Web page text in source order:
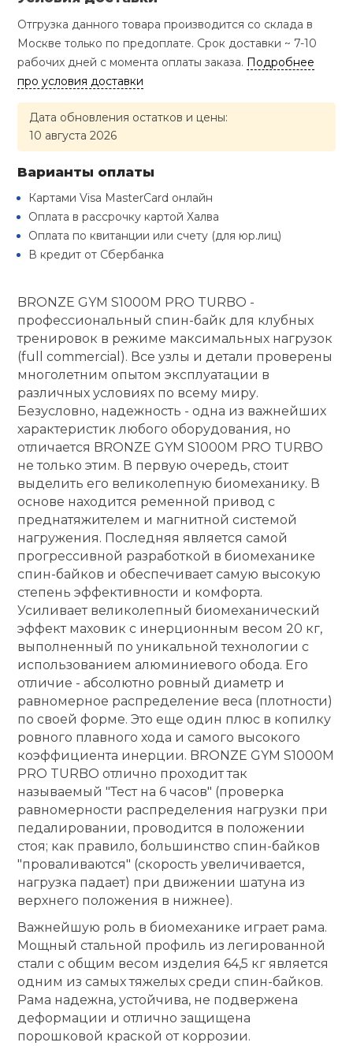
Скамьи
рамы
Машины
Барбекю
Обувь для
Футы
Ремни
Одежда для
Бутылки для
Грифы и
Лямки,
Ролики для
Упоры для
Утяжелители
Эспандеры и
Аксессуары
йоги
Медболы
Пояса
игры
комплексы и
стенки
сувениры
для
и тренерский
и защита
оборудование
Отгрузка данного товара производится со склада в
Москве только по предоплате. Срок доставки ~ 7-10
рабочих дней с момента оплаты заказа. Подробнее
про условия доставки
Дата обновления остатков и цены:
10 августа 2026
Варианты оплаты
Картами Visa MasterCard онлайн
Оплата в рассрочку картой Халва
Оплата по квитанции или счету (для юр.лиц)
В кредит от Сбербанка
BRONZE GYM S1000M PRO TURBO -
профессиональный спин-байк для клубных
тренировок в режиме максимальных нагрузок
(full commercial). Все узлы и детали проверены
многолетним опытом эксплуатации в
различных условиях по всему миру.
Безусловно, надежность - одна из важнейших
характеристик любого оборудования, но
отличается BRONZE GYM S1000M PRO TURBO
не только этим. В первую очередь, стоит
выделить его великолепную биомеханику. В
основе находится ременной привод с
преднатяжителем и магнитной системой
нагружения. Последняя является самой
прогрессивной разработкой в биомеханике
спин-байков и обеспечивает самую высокую
степень эффективности и комфорта.
Усиливает великолепный биомеханический
эффект маховик с инерционным весом 20 кг,
выполненный по уникальной технологии с
использованием алюминиевого обода. Его
отличие - абсолютно ровный диаметр и
равномерное распределение веса (плотности)
по своей форме. Это еще один плюс в копилку
ровного плавного хода и самого высокого
коэффициента инерции. BRONZE GYM S1000M
PRO TURBO отлично проходит так
называемый "Тест на 6 часов" (проверка
равномерности распределения нагрузки при
педалировании, проводится в положении
стоя; как правило, большинство спин-байков
"проваливаются" (скорость увеличивается,
нагрузка падает) при движении шатуна из
верхнего положения в нижнее).
Важнейшую роль в биомеханике играет рама.
Мощный стальной профиль из легированной
стали с общим весом изделия 64,5 кг является
одним из самых тяжелых среди спин-байков.
Рама надежна, устойчива, не подвержена
деформации и отлично защищена
порошковой краской от коррозии.